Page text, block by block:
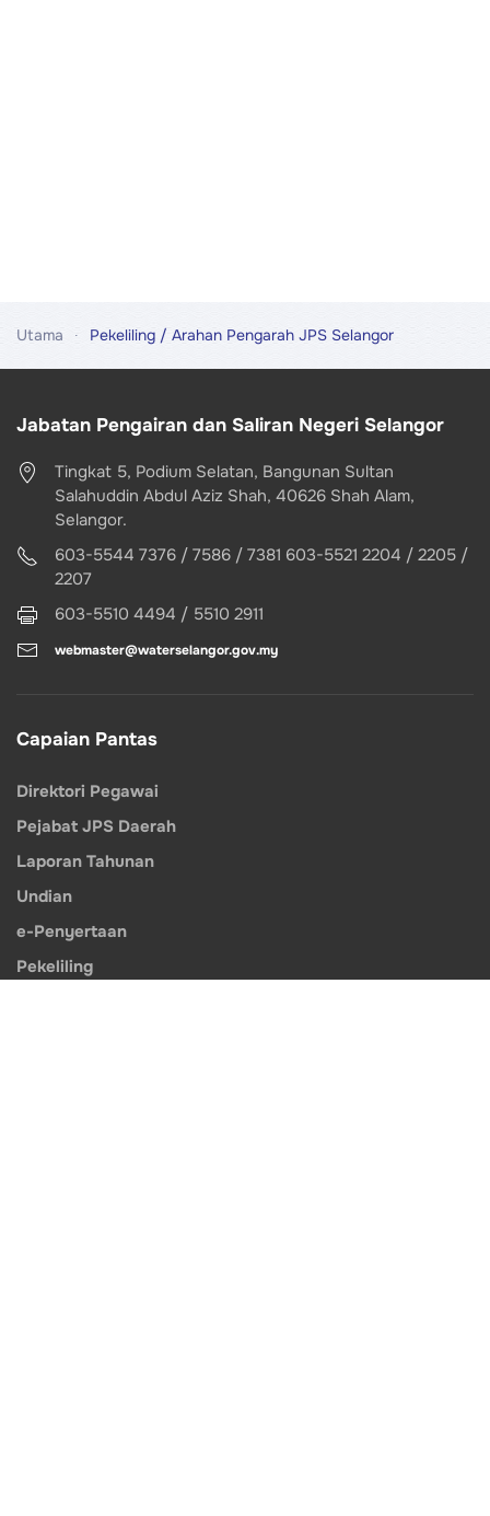
Utama Pekeliling / Arahan Pengarah JPS Selangor
Jabatan Pengairan dan Saliran Negeri Selangor
Tingkat 5, Podium Selatan, Bangunan Sultan
Salahuddin Abdul Aziz Shah, 40626 Shah Alam,
Selangor.
603-5544 7376 / 7586 / 7381 603-5521 2204 / 2205 /
2207
603-5510 4494 / 5510 2911
webmaster@waterselangor.gov.my
Capaian Pantas
Direktori Pegawai
Pejabat JPS Daerah
Laporan Tahunan
Undian
e-Penyertaan
Pekeliling